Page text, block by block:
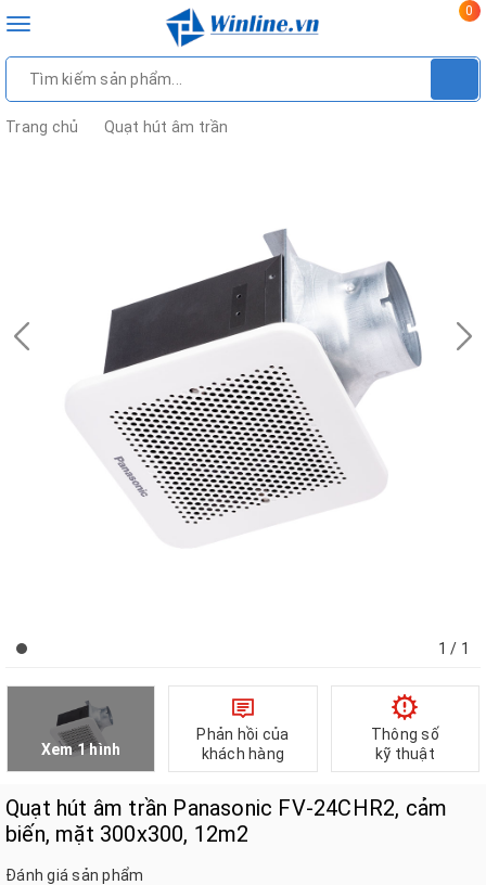
Toggle
0
Trang chủ Quạt hút âm trần
1 / 1
Xem 1 hình
Phản hồi của
khách hàng
Thông số
kỹ thuật
Quạt hút âm trần Panasonic FV‑24CHR2, cảm
biến, mặt 300x300, 12m2
Đánh giá sản phẩm